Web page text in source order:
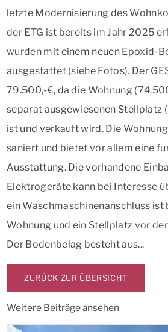
letzte Modernisierung des
der ETG ist bereits im Jahr 2025
wurden mit einem neuen Epoxid-
ausgestattet (siehe Fotos). Der
79.500,-€, da die Wohnung
separat ausgewiesenen Stellplatz
ist und verkauft wird. Die
saniert und bietet vor allem eine
Ausstattung. Die vorhandene
Elektrogeräte kann bei Interesse
ein Waschmaschinenanschluss ist
Wohnung und ein Stellplatz vor
Der Bodenbelag besteht aus...
ZURÜCK ZUR ÜBERSICHT
Weitere Beiträge ansehen